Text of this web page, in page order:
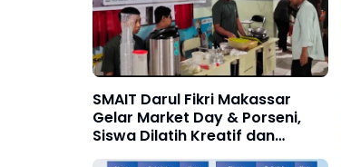
SMAIT Darul Fikri Makassar
Gelar Market Day & Porseni,
Siswa Dilatih Kreatif dan
Sportif